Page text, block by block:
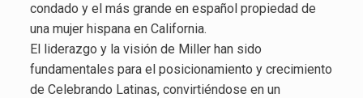
condado y el más grande en español propiedad de
una mujer hispana en California.
El liderazgo y la visión de Miller han sido
fundamentales para el posicionamiento y crecimiento
de Celebrando Latinas, convirtiéndose en un